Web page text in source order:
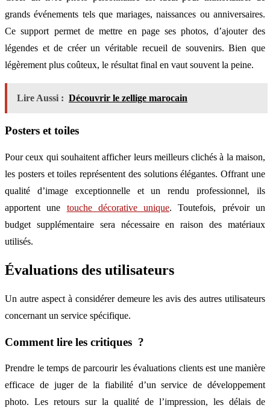
grands événements tels que mariages, naissances ou anniversaires.
Ce support permet de mettre en page ses photos, d’ajouter des
légendes et de créer un véritable recueil de souvenirs. Bien que
légèrement plus coûteux, le résultat final en vaut souvent la peine.
Lire Aussi : Découvrir le zellige marocain
Posters et toiles
Pour ceux qui souhaitent afficher leurs meilleurs clichés à la maison,
les posters et toiles représentent des solutions élégantes. Offrant une
qualité d’image exceptionnelle et un rendu professionnel, ils
apportent une touche décorative unique. Toutefois, prévoir un
budget supplémentaire sera nécessaire en raison des matériaux
utilisés.
Évaluations des utilisateurs
Un autre aspect à considérer demeure les avis des autres utilisateurs
concernant un service spécifique.
Comment lire les critiques ?
Prendre le temps de parcourir les évaluations clients est une manière
efficace de juger de la fiabilité d’un service de développement
photo. Les retours sur la qualité de l’impression, les délais de